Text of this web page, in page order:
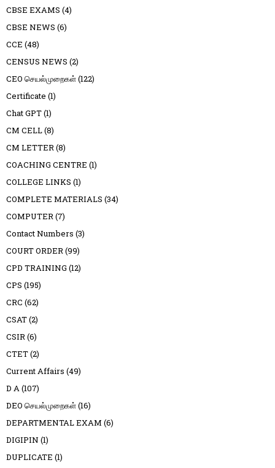
CBSE EXAMS (4)
CBSE NEWS (6)
CCE (48)
CENSUS NEWS (2)
CEO செயல்முறைகள்(122)
Certificate (1)
Chat GPT(1)
CM CELL(8)
CM LETTER(8)
COACHING CENTRE (1)
COLLEGE LINKS (1)
COMPLETE MATERIALS (34)
COMPUTER(7)
Contact Numbers (3)
COURT ORDER(99)
CPD TRAINING (12)
CPS (195)
CRC (62)
CSAT(2)
CSIR(6)
CTET(2)
Current Affairs (49)
D A(107)
DEO செயல்முறைகள்(16)
DEPARTMENTAL EXAM (6)
DIGIPIN (1)
DUPLICATE (1)